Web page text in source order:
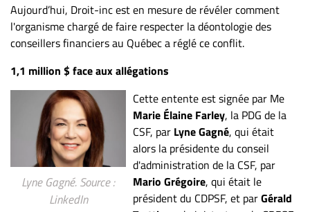
Nous
joindre
propos
Infolettre
S’abonner
FAQ
Politique de
confidentialité
Aujourd’hui, Droit-inc est en mesure de révéler comment
l'organisme chargé de faire respecter la déontologie des
conseillers financiers au Québec a réglé ce conflit.
1,1 million $ face aux allégations
Lyne Gagné. Source :
LinkedIn
Cette entente est signée par Me
Marie Élaine Farley, la PDG de la
CSF, par Lyne Gagné, qui était
alors la présidente du conseil
d'administration de la CSF, par
Mario Grégoire, qui était le
président du CDPSF, et parGérald